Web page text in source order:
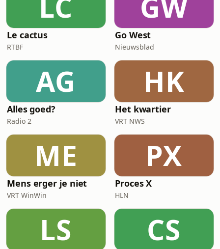
Le cactus
RTBF
Go West
Nieuwsblad
AG
Alles goed?
Radio 2
HK
Het kwartier
VRT NWS
ME
Mens erger je niet
VRT WinWin
PX
Proces X
HLN
LS CS